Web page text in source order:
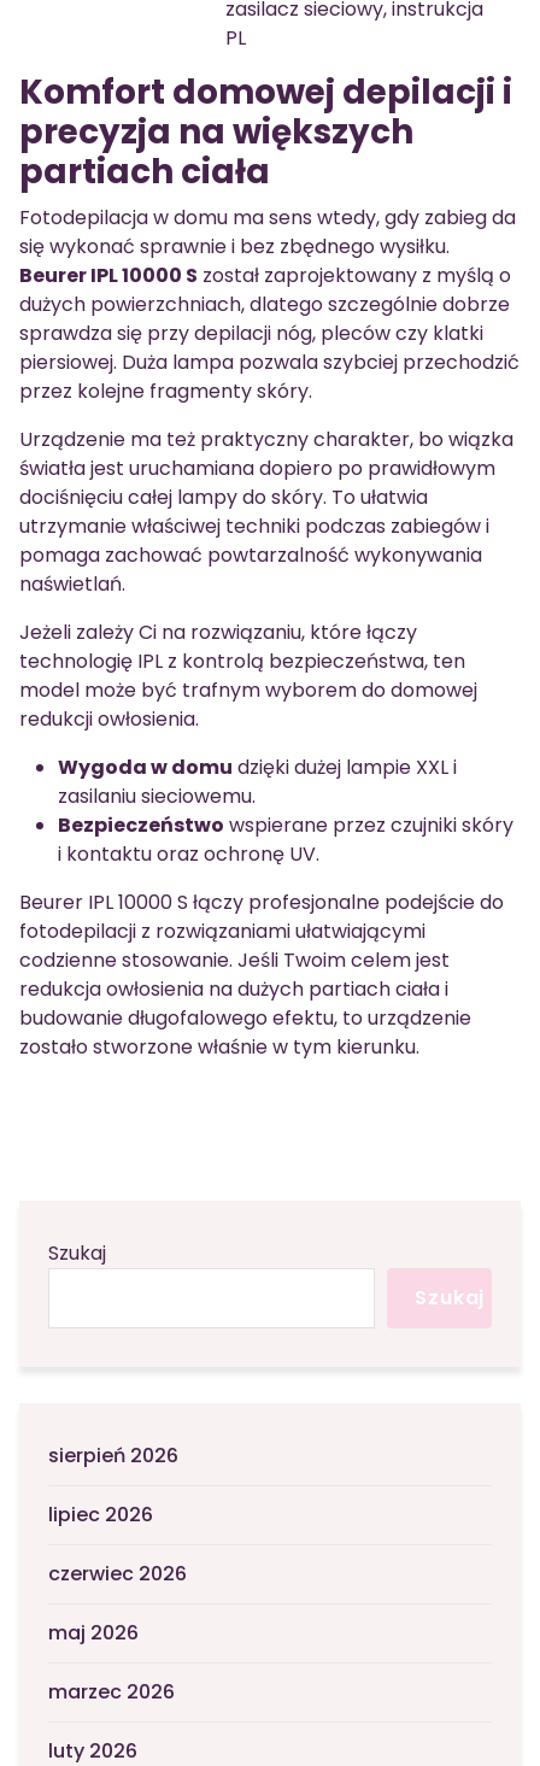
zasilacz sieciowy, instrukcja
PL
Komfort domowej depilacji i
precyzja na większych
partiach ciała
Fotodepilacja w domu ma sens wtedy, gdy zabieg da
się wykonać sprawnie i bez zbędnego wysiłku.
Beurer IPL 10000 S został zaprojektowany z myślą o
dużych powierzchniach, dlatego szczególnie dobrze
sprawdza się przy depilacji nóg, pleców czy klatki
piersiowej. Duża lampa pozwala szybciej przechodzić
przez kolejne fragmenty skóry.
Urządzenie ma też praktyczny charakter, bo wiązka
światła jest uruchamiana dopiero po prawidłowym
dociśnięciu całej lampy do skóry. To ułatwia
utrzymanie właściwej techniki podczas zabiegów i
pomaga zachować powtarzalność wykonywania
naświetlań.
Jeżeli zależy Ci na rozwiązaniu, które łączy
technologię IPL z kontrolą bezpieczeństwa, ten
model może być trafnym wyborem do domowej
redukcji owłosienia.
Wygoda w domu dzięki dużej lampie XXL i
zasilaniu sieciowemu.
Bezpieczeństwo wspierane przez czujniki skóry
i kontaktu oraz ochronę UV.
Beurer IPL 10000 S łączy profesjonalne podejście do
fotodepilacji z rozwiązaniami ułatwiającymi
codzienne stosowanie. Jeśli Twoim celem jest
redukcja owłosienia na dużych partiach ciała i
budowanie długofalowego efektu, to urządzenie
zostało stworzone właśnie w tym kierunku.
Szukaj
Szukaj
sierpień 2026
lipiec 2026
czerwiec 2026
maj 2026
marzec 2026
luty 2026